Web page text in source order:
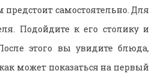
самостоятельно. Для
Подойдите к его столику и
этого вы увидите блюда,
может показаться на первый